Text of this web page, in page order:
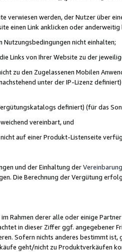
verwiesen werden, der Nutzer über
einen Link anklicken oder anderweitig
nicht einhalten;
Links von Ihrer Website zu der
zu den Zugelassenen Mobilen
unter der IP-Lizenz
definiert) (für das
vereinbart, und
auf einer Produkt-Listenseite
und der Einhaltung derVereinbarung
Die Berechnung der Vergütung
Rahmen derer alle oder einige
in dieser Ziffer ggf. angegebener
Sofern nichts anderes bestimmt
geht/nicht zu Produktverkäufen